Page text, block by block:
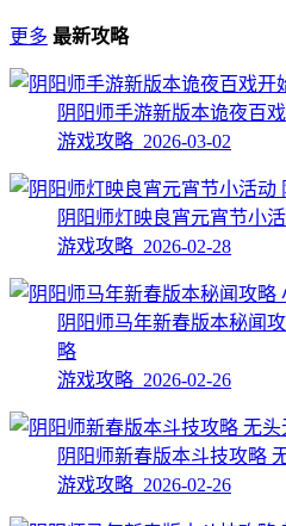
更多 最新攻略
阴阳师手游新版本诡夜百
游戏攻略 2026-03-02
阴阳师灯映良宵元宵节小
游戏攻略 2026-02-28
阴阳师马年新春版本秘闻
略
游戏攻略 2026-02-26
阴阳师新春版本斗技攻略
游戏攻略 2026-02-26